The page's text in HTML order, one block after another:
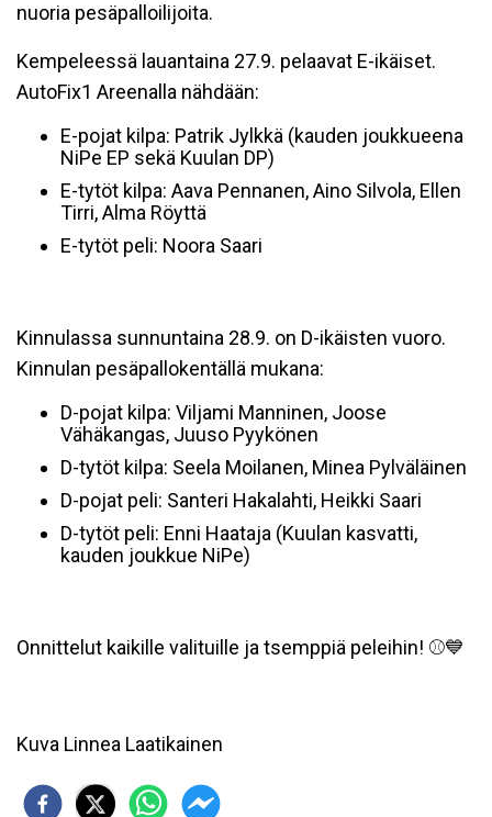
nuoria pesäpalloilijoita.
Kempeleessä lauantaina 27.9. pelaavat E-ikäiset.
AutoFix1 Areenalla nähdään:
E-pojat kilpa: Patrik Jylkkä (kauden joukkueena
NiPe EP sekä Kuulan DP)
E-tytöt kilpa: Aava Pennanen, Aino Silvola, Ellen
Tirri, Alma Röyttä
E-tytöt peli: Noora Saari
Kinnulassa sunnuntaina 28.9. on D-ikäisten vuoro.
Kinnulan pesäpallokentällä mukana:
D-pojat kilpa: Viljami Manninen, Joose
Vähäkangas, Juuso Pyykönen
D-tytöt kilpa: Seela Moilanen, Minea Pylväläinen
D-pojat peli: Santeri Hakalahti, Heikki Saari
D-tytöt peli: Enni Haataja (Kuulan kasvatti,
kauden joukkue NiPe)
Onnittelut kaikille valituille ja tsemppiä peleihin! ⚾💙
Kuva Linnea Laatikainen